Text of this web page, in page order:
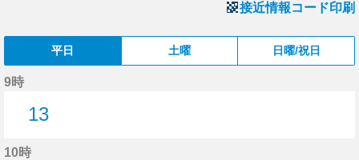
接近情報コード印刷
平日 土曜 日曜/祝日
9時
13
10時